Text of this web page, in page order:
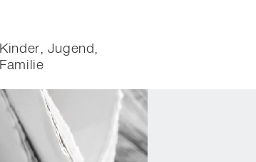
Kinder, Jugend,
Familie